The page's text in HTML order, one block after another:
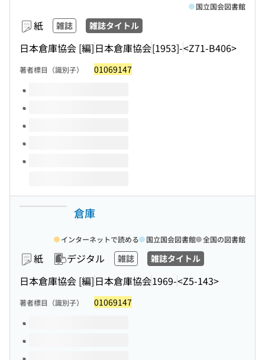
紙 雑誌 雑誌タイトル
日本倉庫協会 [編]日本倉庫協会[1953]-<Z71-B406>
国立国会図書館
著者標目（識別子） 01069147
このタイトルの巻号
倉庫
紙 デジタル 雑誌 雑誌タイトル
日本倉庫協会 [編]日本倉庫協会1969-<Z5-143>
インターネットで読める 国立国会図書館 全国の図書館
著者標目（識別子） 01069147
このタイトルの巻号